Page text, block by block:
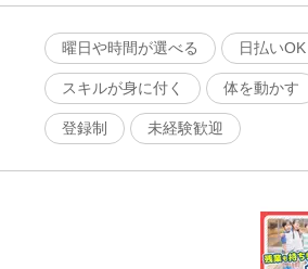
曜日や時間が選べる
日払いOK
スキルが身に付く 体を動かす
登録制 未経験歓迎